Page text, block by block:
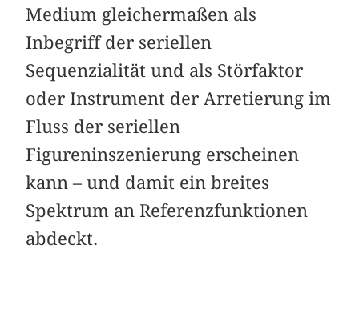
Medium gleichermaßen als
Inbegriff der seriellen
Sequenzialität und als Störfaktor
oder Instrument der Arretierung im
Fluss der seriellen
Figureninszenierung erscheinen
kann – und damit ein breites
Spektrum an Referenzfunktionen
abdeckt.